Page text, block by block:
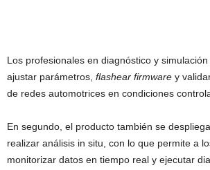
Los profesionales en diagnóstico y
ajustar parámetros, flashear firmware y
de redes automotrices en condiciones
En segundo, el producto también se
realizar análisis in situ, con lo que permite a
monitorizar datos en tiempo real y ejecutar